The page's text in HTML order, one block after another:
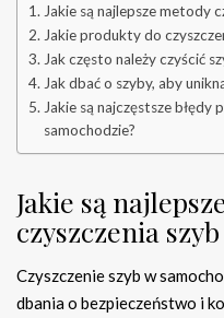
Jakie są najlepsze metody
Jakie produkty do
Jak często należy czyścić
Jak dbać o szyby, aby
Jakie są najczęstsze błędy
samochodzie?
Jakie są
czyszczenia
Czyszczenie szyb w
dbania o bezpieczeństwo i